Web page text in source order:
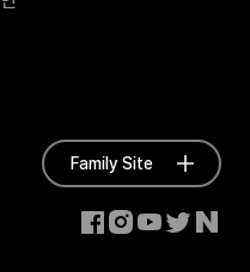
Family Site